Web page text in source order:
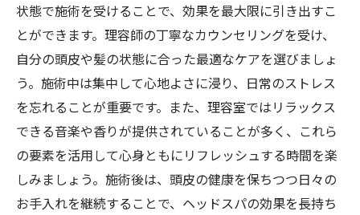
状態で施術を受けることで、効果を最大限に引き出すこ
とができます。理容師の丁寧なカウンセリングを受け、
自分の頭皮や髪の状態に合った最適なケアを選びましょ
う。施術中は集中して心地よさに浸り、日常のストレス
を忘れることが重要です。また、理容室ではリラックス
できる音楽や香りが提供されていることが多く、これら
の要素を活用して心身ともにリフレッシュする時間を楽
しみましょう。施術後は、頭皮の健康を保ちつつ日々の
お手入れを継続することで、ヘッドスパの効果を長持ち